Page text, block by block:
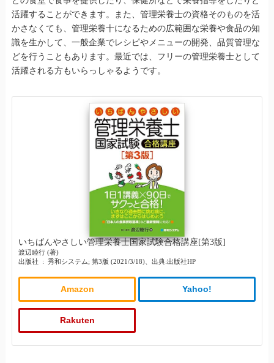
活躍することができます。また、管理栄養士の資格そのものを活
かさなくても、管理栄養十になるための広範囲な栄養や食品の知
識を生かして、一般企業でレシピやメニューの開発、品質管理な
どを行うこともあります。最近では、フリーの管理栄養士として
活躍される方もいらっしゃるようです。
いちばんやさしい管理栄養士国家試験合格講座[第3版]
渡辺睦行 (著)
出版社 ‏ : ‎ 秀和システム; 第3版 (2021/3/18)、出典:出版社HP
Amazon Yahoo!
Rakuten